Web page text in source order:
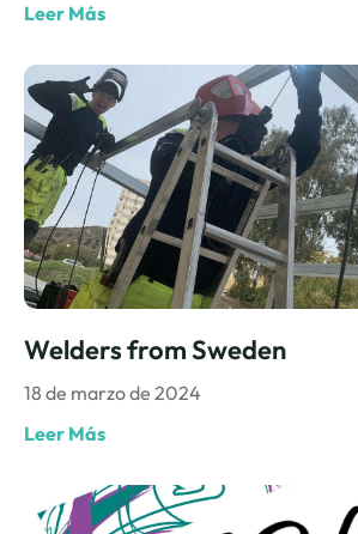
Leer Más
Welders from Sweden
18 de marzo de 2024
Leer Más